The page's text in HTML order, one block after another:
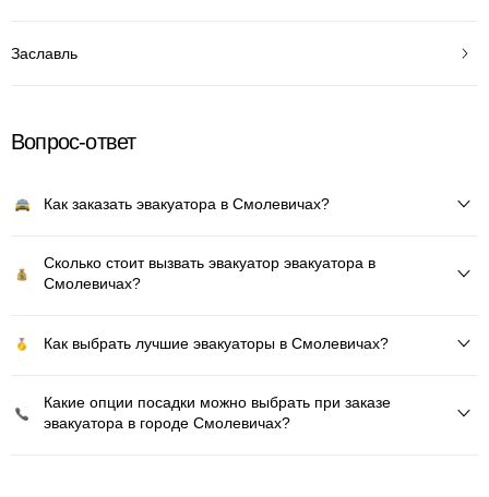
Заславль
Вопрос-ответ
Как заказать эвакуатора в Смолевичах?
Сколько стоит вызвать эвакуатор эвакуатора в
Смолевичах?
Как выбрать лучшие эвакуаторы в Смолевичах?
Какие опции посадки можно выбрать при заказе
эвакуатора в городе Смолевичах?